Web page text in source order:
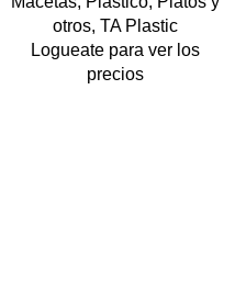
TERRA
VERDE OSCURO
VIOLETA
otros, TA Plastic
Logueate para ver los
precios